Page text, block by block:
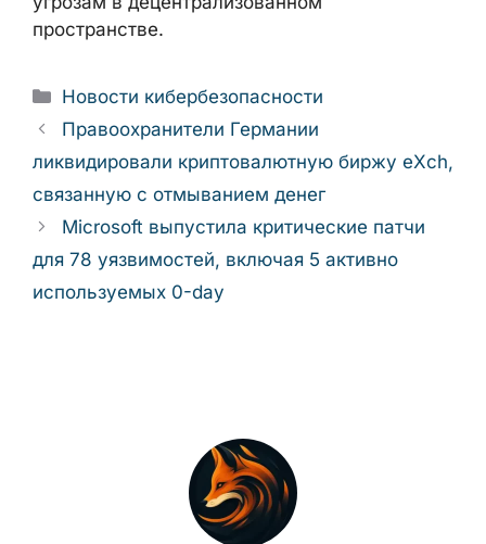
пространстве.
Рубрики
Новости кибербезопасности
Правоохранители Германии
ликвидировали криптовалютную биржу eXch,
связанную с отмыванием денег
Microsoft выпустила критические патчи
для 78 уязвимостей, включая 5 активно
используемых 0-day